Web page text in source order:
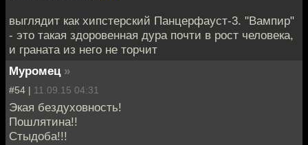
выглядит как хипстерский Панцерфауст-3. "Вампир"
- это такая здоровенная дура почти в рост человека,
и граната из него не торчит
Муромец »
#54 | 11.09.15 04:31
Экая бездуховность!
Пошлятина!!
Стыдоба!!!